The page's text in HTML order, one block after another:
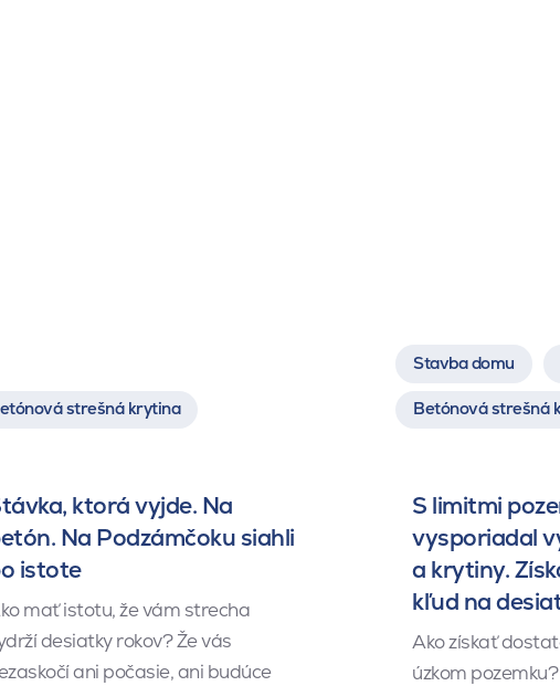
strešná krytina
ktorá vyjde. Na
Na Podzámčoku siahli
istote
mať istotu, že vám strecha
desiatky rokov? Že vás
ani počasie, ani budúce
Stavba domu
Betónová strešná
S limitmi
vysporiadal
a krytiny.
kľud na
Ako získať
úzkom